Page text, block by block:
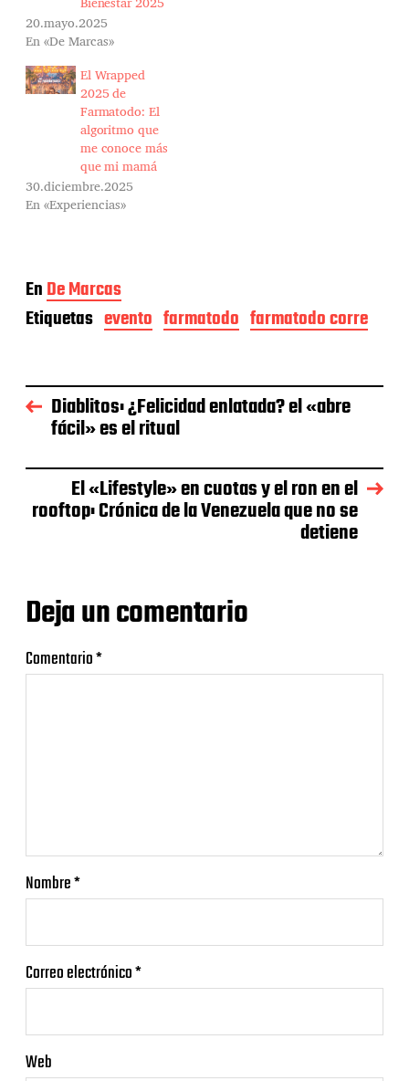
20.mayo.2025
En «De Marcas»
El Wrapped
2025 de
Farmatodo: El
algoritmo que
me conoce más
que mi mamá
30.diciembre.2025
En «Experiencias»
EnDe Marcas
Etiquetas evento farmatodo farmatodo corre
Diablitos: ¿Felicidad enlatada? el «abre
fácil» es el ritual
El «Lifestyle» en cuotas y el ron en el
rooftop: Crónica de la Venezuela que no se
detiene
Deja un comentario
Comentario*
Nombre*
Correo electrónico*
Web